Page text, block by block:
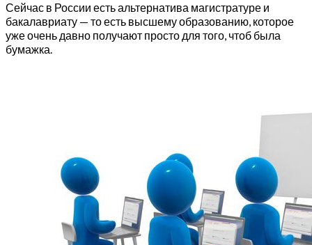
Сейчас в России есть альтернатива магистратуре и
бакалавриату — то есть высшему образованию, которое
уже очень давно получают просто для того, чтоб была
бумажка.